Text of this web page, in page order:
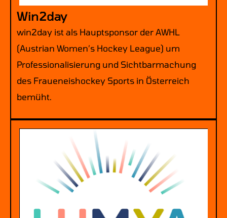
Win2day
win2day ist als Hauptsponsor der AWHL
(Austrian Women’s Hockey League) um
Professionalisierung und Sichtbarmachung
des Fraueneishockey Sports in Österreich
bemüht.